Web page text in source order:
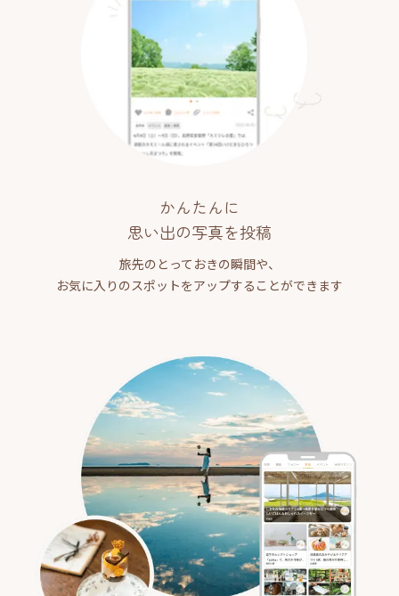
かんたんに
思い出の写真を投稿
旅先のとっておきの瞬間や、
お気に入りのスポットをアップすることができます